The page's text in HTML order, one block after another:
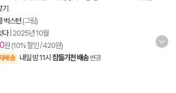
벅스턴 (그림)
다| 2025년 10월
원 (10% 할인 / 420원)
배송 내일 밤 11시 잠들기전 배송 변경